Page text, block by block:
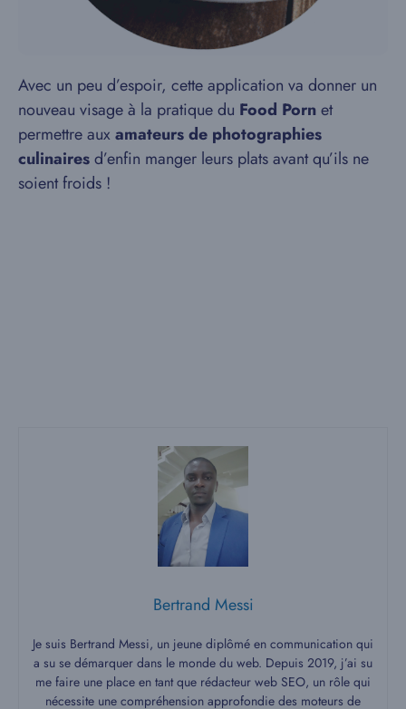
Avec un peu d’espoir, cette application va donner un
nouveau visage à la pratique du Food Pornet
permettre auxamateurs de photographies
culinairesd’enfin manger leurs plats avant qu’ils ne
soient froids !
Bertrand Messi
Je suis Bertrand Messi, un jeune diplômé en communication qui
a su se démarquer dans le monde du web. Depuis 2019, j’ai su
me faire une place en tant que rédacteur web SEO, un rôle qui
nécessite une compréhension approfondie des moteurs de